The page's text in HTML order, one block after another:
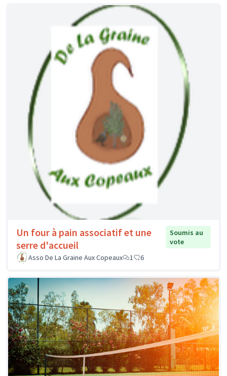
Un four à pain associatif et une
serre d'accueil
Soumis au
vote
Asso De La Graine Aux Copeaux
1 6